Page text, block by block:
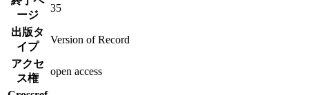
ージ
35
出版タ
イプ
Version of Record
アクセ
ス権
open access